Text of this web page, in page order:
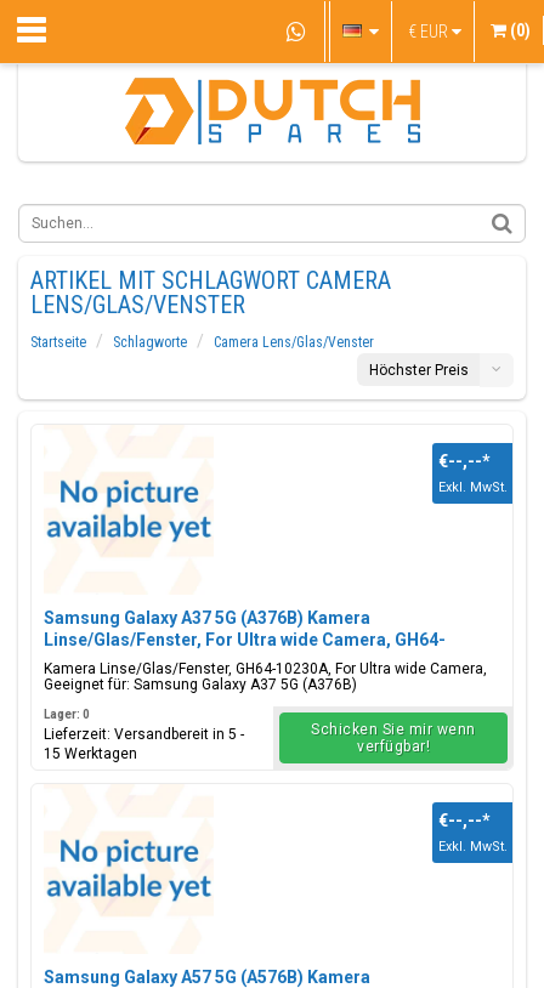
€ EUR (0)
ARTIKEL MIT SCHLAGWORT CAMERA
LENS/GLAS/VENSTER
Startseite Schlagworte
Camera Lens/Glas/Venster
Höchster Preis
Samsung Galaxy A37 5G (A376B) Kamera
Linse/Glas/Fenster, For Ultra wide Camera, GH64-
10230A
Kamera Linse/Glas/Fenster, GH64-10230A, For Ultra wide Camera,
Geeignet für: Samsung Galaxy A37 5G (A376B)
€--,--*
Exkl. MwSt.
Lager: 0
Lieferzeit: Versandbereit in 5 -
15 Werktagen
Schicken Sie mir wenn
verfügbar!
Samsung Galaxy A57 5G (A576B) Kamera
€--,--*
Exkl. MwSt.